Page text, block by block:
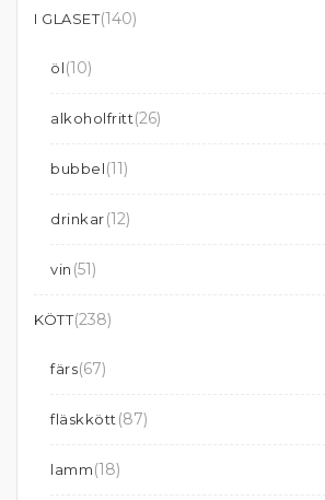
I GLASET(140)
öl(10)
alkoholfritt(26)
bubbel(11)
drinkar(12)
vin (51)
KÖTT(238)
färs(67)
fläskkött (87)
lamm(18)